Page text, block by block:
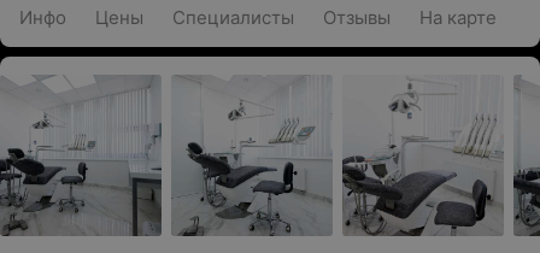
Инфо Цены Специалисты Отзывы На карте